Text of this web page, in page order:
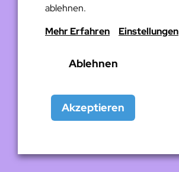
ablehnen.
Mehr Erfahren
Einstellungen
Ablehnen
Akzeptieren